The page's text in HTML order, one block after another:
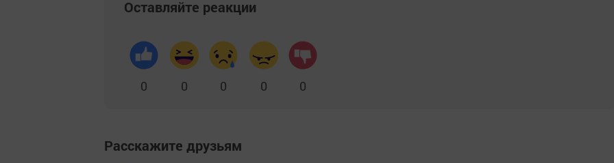
Оставляйте реакции
0 0 0 0 0
Расскажите друзьям